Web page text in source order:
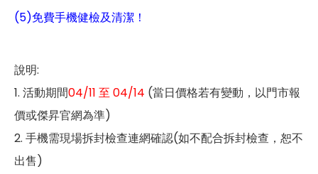
(5)免費手機健檢及清潔！
說明:
1. 活動期間04/11 至 04/14 (當日價格若有變動，以門市報
價或傑昇官網為準)
2. 手機需現場拆封檢查連網確認(如不配合拆封檢查，恕不
出售)